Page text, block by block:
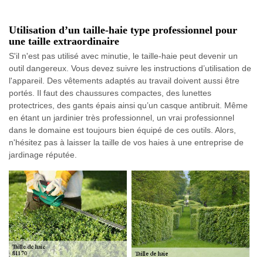
Utilisation d’un taille-haie type professionnel pour
une taille extraordinaire
S'il n'est pas utilisé avec minutie, le taille-haie peut devenir un
outil dangereux. Vous devez suivre les instructions d’utilisation de
l'appareil. Des vêtements adaptés au travail doivent aussi être
portés. Il faut des chaussures compactes, des lunettes
protectrices, des gants épais ainsi qu’un casque antibruit. Même
en étant un jardinier très professionnel, un vrai professionnel
dans le domaine est toujours bien équipé de ces outils. Alors,
n'hésitez pas à laisser la taille de vos haies à une entreprise de
jardinage réputée.